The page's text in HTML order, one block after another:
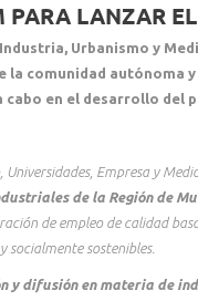
LANZAR
Urbanismo y
comunidad autónoma
cabo en el desarrollo del
Universidades, Empresa y
de la Región de
de empleo de calidad
socialmente sostenibles.
y difusión en materia de